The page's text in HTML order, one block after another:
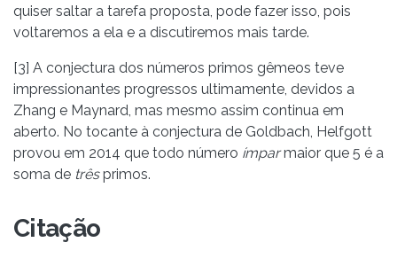
quiser saltar a tarefa proposta, pode fazer isso, pois
voltaremos a ela e a discutiremos mais tarde.
[3] A conjectura dos números primos gêmeos teve
impressionantes progressos ultimamente, devidos a
Zhang e Maynard, mas mesmo assim continua em
aberto. No tocante à conjectura de Goldbach, Helfgott
provou em 2014 que todo número ímparmaior que 5 é a
soma de trêsprimos.
Citação